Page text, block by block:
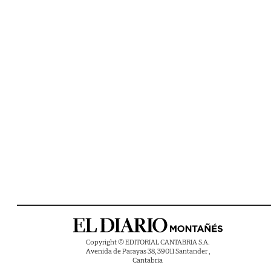
Copyright © EDITORIAL CANTABRIA S.A.
Avenida de Parayas 38, 39011 Santander ,
Cantabria